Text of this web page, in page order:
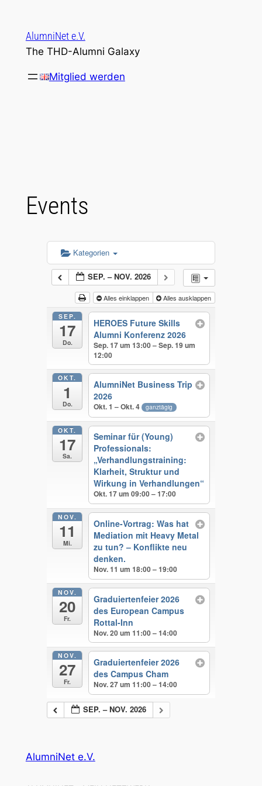
springen
AlumniNet e.V.
The THD-Alumni Galaxy
Mitglied werden
Events
Kategorien
SEP. – NOV. 2026
Alles einklappen Alles ausklappen
SEP.
17
Do.
HEROES Future Skills
Alumni Konferenz 2026
Sep. 17 um 13:00 – Sep. 19 um
12:00
OKT.
1
Do.
AlumniNet Business Trip
2026
Okt. 1 – Okt. 4 ganztägig
OKT.
17
Sa.
Seminar für (Young)
Professionals:
„Verhandlungstraining:
Klarheit, Struktur und
Wirkung in Verhandlungen“
Okt. 17 um 09:00 – 17:00
NOV.
11
Mi.
Online-Vortrag: Was hat
Mediation mit Heavy Metal
zu tun? – Konflikte neu
denken.
Nov. 11 um 18:00 – 19:00
NOV.
20
Fr.
Graduiertenfeier 2026
des European Campus
Rottal-Inn
Nov. 20 um 11:00 – 14:00
NOV.
27
Fr.
Graduiertenfeier 2026
des Campus Cham
Nov. 27 um 11:00 – 14:00
SEP. – NOV. 2026
AlumniNet e.V.